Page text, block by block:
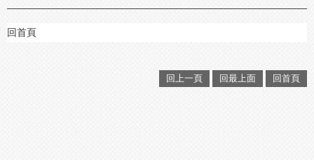
回首頁
回上一頁 回最上面 回首頁